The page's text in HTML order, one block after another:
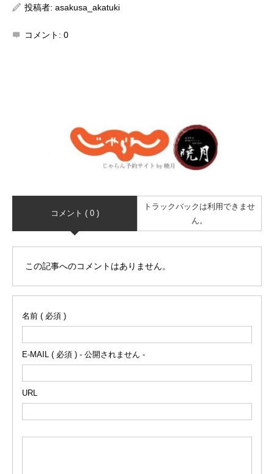
投稿者: asakusa_akatuki
コメント: 0
コメント ( 0 )
トラックバックは利用できませ
ん。
この記事へのコメントはありません。
名前 ( 必須 )
E-MAIL ( 必須 ) - 公開されません -
URL